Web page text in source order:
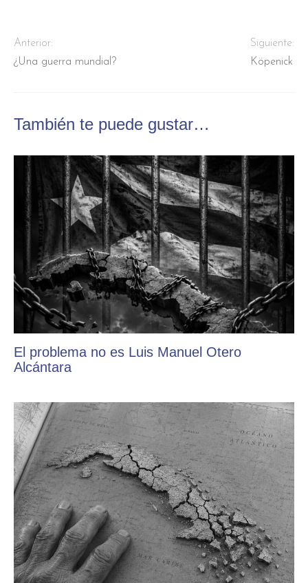
Anterior:
¿Una guerra mundial?
Siguiente:
Köpenick
También te puede gustar…
El problema no es Luis Manuel Otero
Alcántara